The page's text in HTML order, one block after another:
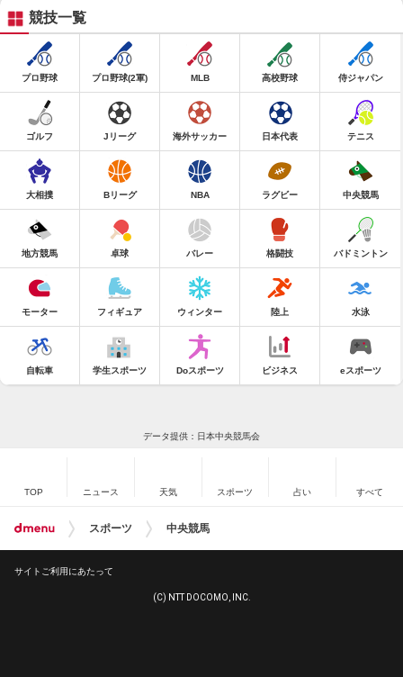
競技一覧
プロ野球 プロ野球(2軍) MLB 高校野球 侍ジャパン
ゴルフ Jリーグ 海外サッカー 日本代表 テニス
大相撲 Bリーグ NBA ラグビー 中央競馬
地方競馬 卓球 バレー 格闘技 バドミントン
モーター フィギュア ウィンター 陸上 水泳
自転車 学生スポーツ Doスポーツ ビジネス eスポーツ
データ提供：日本中央競馬会
TOP ニュース 天気 スポーツ 占い すべて
スポーツ 中央競馬
サイトご利用にあたって
(C) NTT DOCOMO, INC.